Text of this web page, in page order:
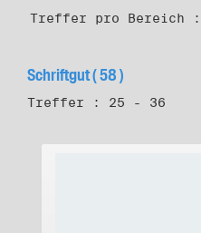
Treffer pro Bereich :
Schriftgut ( 58 )
Treffer : 25 - 36